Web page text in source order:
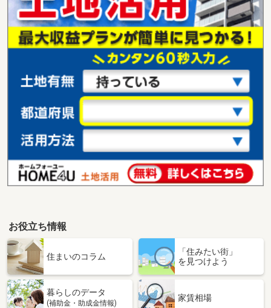
お役立ち情報
住まいのコラム
「住みたい街」
を見つけよう
暮らしのデータ
(補助金・助成金情報)
家賃相場